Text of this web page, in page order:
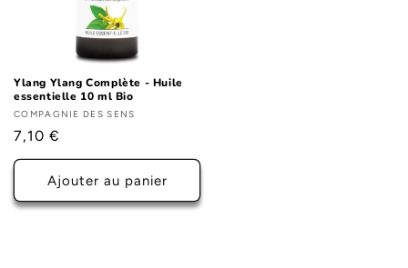
Ylang Ylang Complète - Huile
essentielle 10 ml Bio
Fournisseur :
COMPAGNIE DES SENS
Prix
habituel
7,10 €
Ajouter au panier